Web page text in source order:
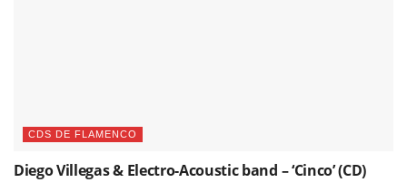
CDS DE FLAMENCO
Diego Villegas & Electro-Acoustic band – ‘Cinco’ (CD)